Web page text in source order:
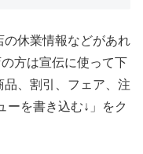
休業情報などがあれ
方は宣伝に使って下
、割引、フェア、注
を書き込む↓」をク